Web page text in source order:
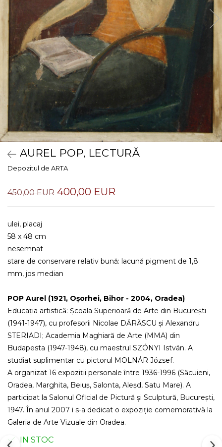
AUREL POP, LECTURĂ
Depozitul de ARTA
450,00 EUR 400,00 EUR
ulei, placaj
58 x 48 cm
nesemnat
stare de conservare relativ bună: lacună pigment de 1,8
mm, jos median
POP Aurel (1921, Oșorhei, Bihor - 2004, Oradea)
Educația artistică: Școala Superioară de Arte din București
(1941-1947), cu profesorii Nicolae DĂRĂSCU și Alexandru
STERIADI; Academia Maghiară de Arte (MMA) din
Budapesta (1947-1948), cu maestrul SZÓNYI István. A
studiat suplimentar cu pictorul MOLNÁR József.
A organizat 16 expoziții personale între 1936-1996 (Săcuieni,
Oradea, Marghita, Beiuș, Salonta, Aleșd, Satu Mare). A
participat la Salonul Oficial de Pictură și Sculptură, București,
1947. În anul 2007 i s-a dedicat o expoziție comemorativă la
Galeria de Arte Vizuale din Oradea.
IN STOC